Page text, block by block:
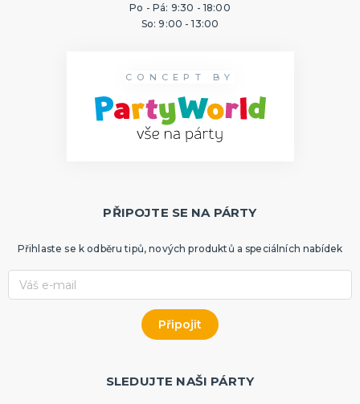
Po - Pá: 9:30 - 18:00
So: 9:00 - 13:00
CONCEPT BY
PŘIPOJTE SE NA PÁRTY
Přihlaste se k odběru tipů, nových produktů a speciálních nabídek
SLEDUJTE NAŠI PÁRTY